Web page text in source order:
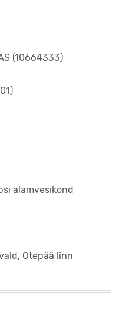
(10664333)
alamvesikond
Otepää linn